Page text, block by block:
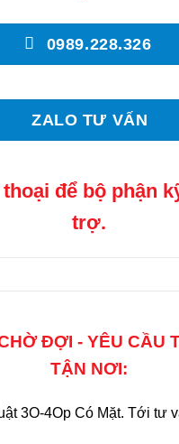
0989.228.326
ZALO TƯ VẤN
để bộ phận
trợ.
ĐỢI - YÊU CẦU
TẬN NƠI:
3O-4Op Có Mặt. Tới tư